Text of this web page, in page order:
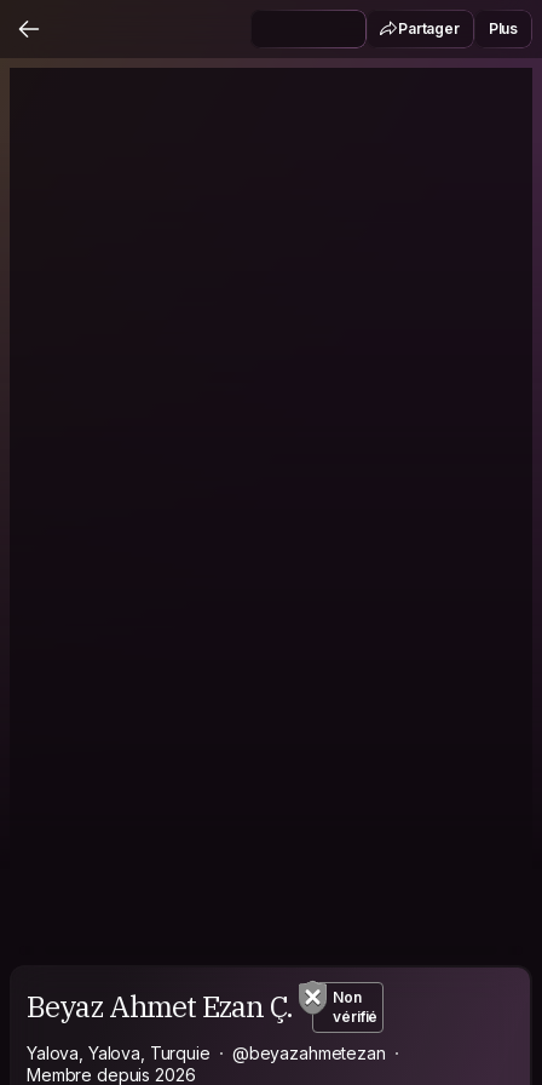
Partager Plus
Beyaz Ahmet Ezan Ç.
Non
vérifié
Yalova, Yalova, Turquie
@beyazahmetezan
Membre depuis 2026